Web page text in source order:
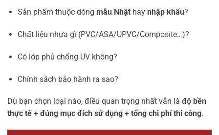
Sản phẩm thuộc dòng mẫu Nhậthay nhập khẩu?
Chất liệu nhựa gì (PVC/ASA/UPVC/Composite…)?
Có lớp phủ chống UV không?
Chính sách bảo hành ra sao?
Dù bạn chọn loại nào, điều quan trọng nhất vẫn là độ bền
thực tế + đúng mục đích sử dụng + tổng chi phí thi công.